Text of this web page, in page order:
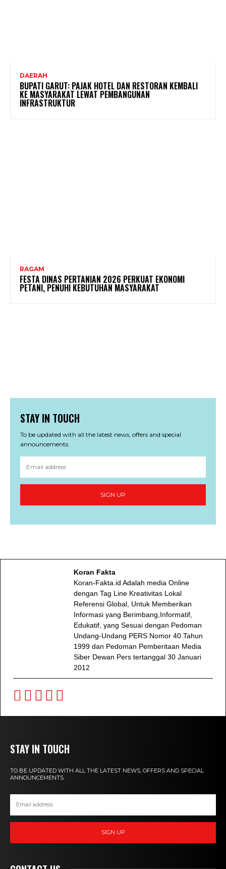
DAERAH
BUPATI GARUT: PAJAK HOTEL DAN RESTORAN KEMBALI
KE MASYARAKAT LEWAT PEMBANGUNAN
INFRASTRUKTUR
RAGAM
FESTA DINAS PERTANIAN 2026 PERKUAT EKONOMI
PETANI, PENUHI KEBUTUHAN MASYARAKAT
STAY IN TOUCH
To be updated with all the latest news, offers and special
announcements.
SIGN UP
Koran Fakta
Koran-Fakta.id Adalah media Online
dengan Tag Line Kreativitas Lokal
Referensi Global, Untuk Memberikan
Informasi yang Berimbang,Informatif,
Edukatif, yang Sesuai dengan Pedoman
Undang-Undang PERS Nomor 40 Tahun
1999 dan Pedoman Pemberitaan Media
Siber Dewan Pers tertanggal 30 Januari
2012
STAY IN TOUCH
TO BE UPDATED WITH ALL THE LATEST NEWS, OFFERS AND SPECIAL
ANNOUNCEMENTS.
SIGN UP